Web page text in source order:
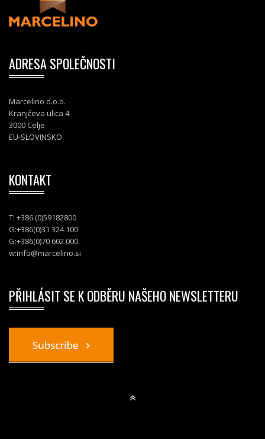
ADRESA SPOLEČNOSTI
Marcelino d.o.o.
Kranjčeva ulica 4
3000 Celje
EU-SLOVINSKO
KONTAKT
T: +386 (0)59182800
G:+386(0)31 324 100
G:+386(0)70 602 000
w:info@marcelino.si
PŘIHLÁSIT SE K ODBĚRU NAŠEHO NEWSLETTERU